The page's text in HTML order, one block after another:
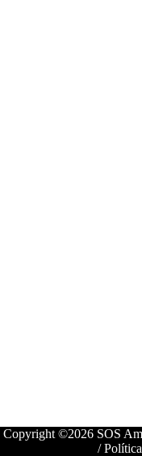
Copyright ©2026 SOS
/